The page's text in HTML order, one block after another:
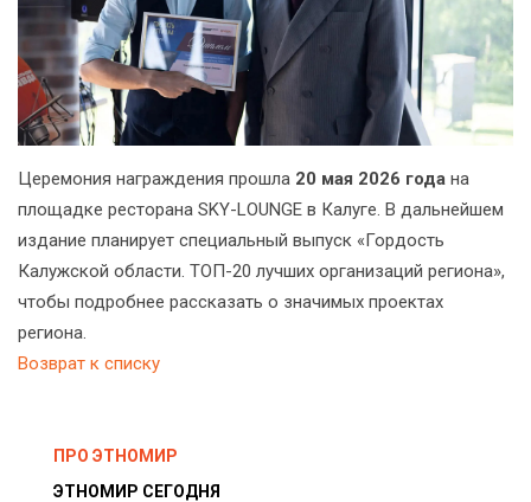
Церемония награждения прошла 20 мая 2026 года на
площадке ресторана SKY-LOUNGE в Калуге. В дальнейшем
издание планирует специальный выпуск «Гордость
Калужской области. ТОП-20 лучших организаций региона»,
чтобы подробнее рассказать о значимых проектах
региона.
Возврат к списку
ПРО ЭТНОМИР
ЭТНОМИР СЕГОДНЯ